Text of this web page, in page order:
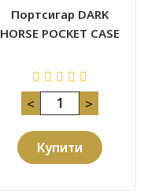
Портсигар DARK
HORSE POCKET CASE
< >
Купити